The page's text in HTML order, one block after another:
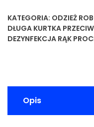
KATEGORIA: ODZIEŻ
DŁUGA KURTKA
DEZYNFEKCJA RĄK
Opis